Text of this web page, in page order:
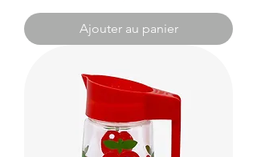
Ajouter au panier